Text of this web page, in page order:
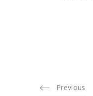
Previous